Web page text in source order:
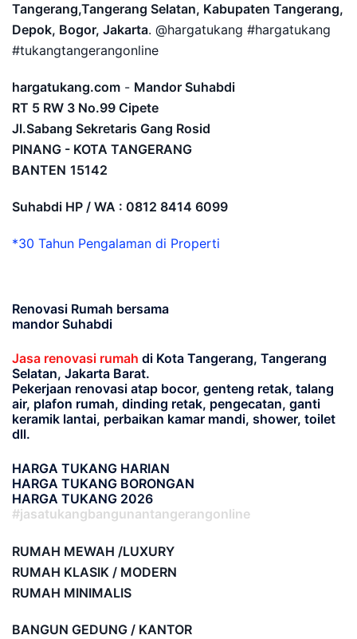
Tangerang,Tangerang Selatan, Kabupaten Tangerang,
Depok, Bogor, Jakarta. @hargatukang #hargatukang
#tukangtangerangonline
hargatukang.com - Mandor Suhabdi
RT 5 RW 3 No.99 Cipete
Jl.Sabang Sekretaris Gang Rosid
PINANG - KOTA TANGERANG
BANTEN 15142
Suhabdi HP / WA : 0812 8414 6099
*30 Tahun Pengalaman di Properti
Renovasi Rumah bersama
mandor Suhabdi
Jasa renovasi rumah di Kota Tangerang, Tangerang
Selatan, Jakarta Barat.
Pekerjaan renovasi atap bocor, genteng retak, talang
air, plafon rumah, dinding retak, pengecatan, ganti
keramik lantai, perbaikan kamar mandi, shower, toilet
dll.
HARGA TUKANG HARIAN
HARGA TUKANG BORONGAN
HARGA TUKANG 2026
#jasatukangbangunantangerangonline
RUMAH MEWAH /LUXURY
RUMAH KLASIK / MODERN
RUMAH MINIMALIS
BANGUN GEDUNG / KANTOR